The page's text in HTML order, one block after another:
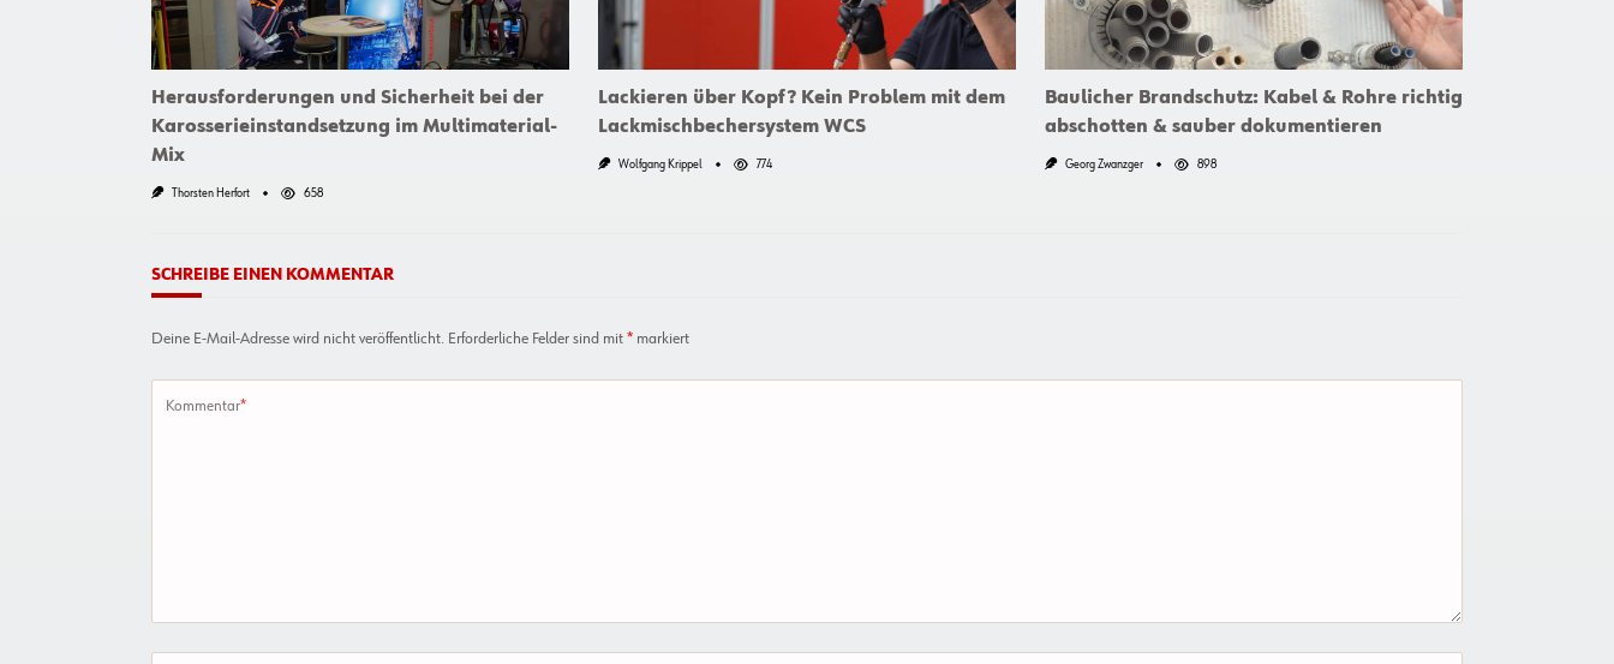
Herausforderungen und Sicherheit bei der
Karosserieinstandsetzung im Multimaterial-
Mix
Thorsten Herfort 658
Lackieren über Kopf? Kein Problem mit dem
Lackmischbechersystem WCS
Wolfgang Krippel 774
Baulicher Brandschutz: Kabel & Rohre richtig
abschotten & sauber dokumentieren
Georg Zwanzger 898
SCHREIBE EINEN KOMMENTAR
Deine E-Mail-Adresse wird nicht veröffentlicht. Erforderliche Felder sind mit * markiert
Kommentar*